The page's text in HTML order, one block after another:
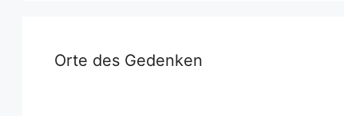
Orte des Gedenken